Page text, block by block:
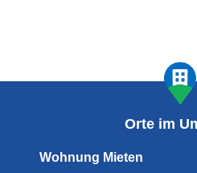
Orte im
Wohnung Mieten